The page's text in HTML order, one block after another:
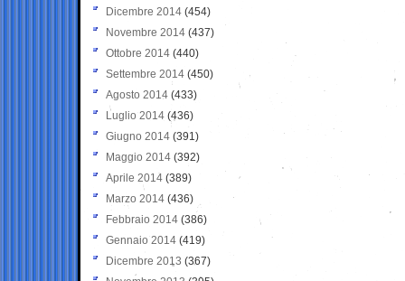
Dicembre 2014 (454)
Novembre 2014 (437)
Ottobre 2014 (440)
Settembre 2014 (450)
Agosto 2014 (433)
Luglio 2014 (436)
Giugno 2014 (391)
Maggio 2014 (392)
Aprile 2014 (389)
Marzo 2014 (436)
Febbraio 2014 (386)
Gennaio 2014 (419)
Dicembre 2013 (367)